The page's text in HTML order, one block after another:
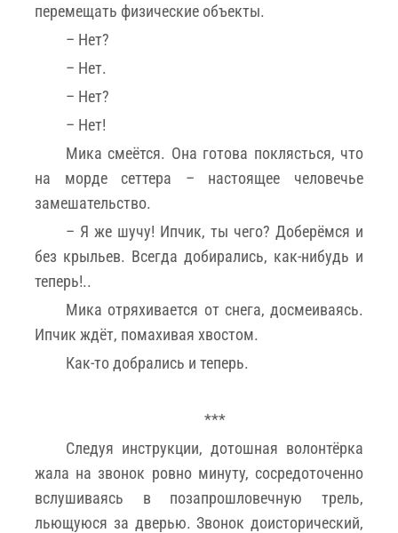
перемещать физические объекты.
– Нет?
– Нет.
– Нет?
– Нет!
Мика смеётся. Она готова поклясться, что
на морде сеттера – настоящее человечье
замешательство.
– Я же шучу! Ипчик, ты чего? Доберёмся и
без крыльев. Всегда добирались, как-нибудь и
теперь!..
Мика отряхивается от снега, досмеиваясь.
Ипчик ждёт, помахивая хвостом.
Как-то добрались и теперь.
***
Следуя инструкции, дотошная волонтёрка
жала на звонок ровно минуту, сосредоточенно
вслушиваясь в позапрошловечную трель,
льющуюся за дверью. Звонок доисторический,